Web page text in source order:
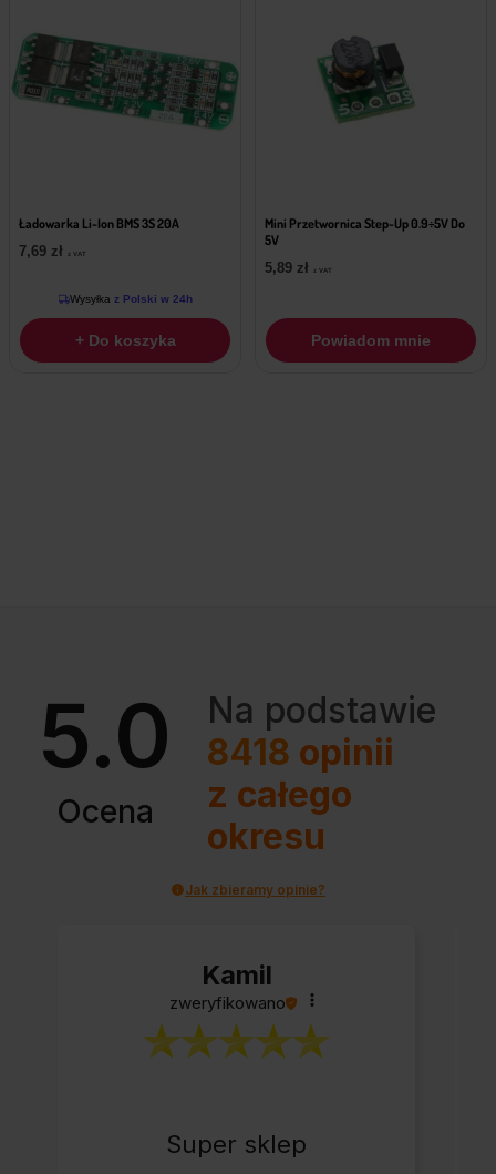
Ładowarka Li-Ion BMS 3S 20A
7,69 zł z VAT
Wysyłka z Polski w 24h
+ Do koszyka
Mini Przetwornica Step-Up 0.9÷5V Do
5V
5,89 zł z VAT
Powiadom mnie
5.0
Ocena
Na podstawie
8418 opinii
z całego
okresu
Jak zbieramy opinie?
Kamil
zweryfikowano
Super sklep